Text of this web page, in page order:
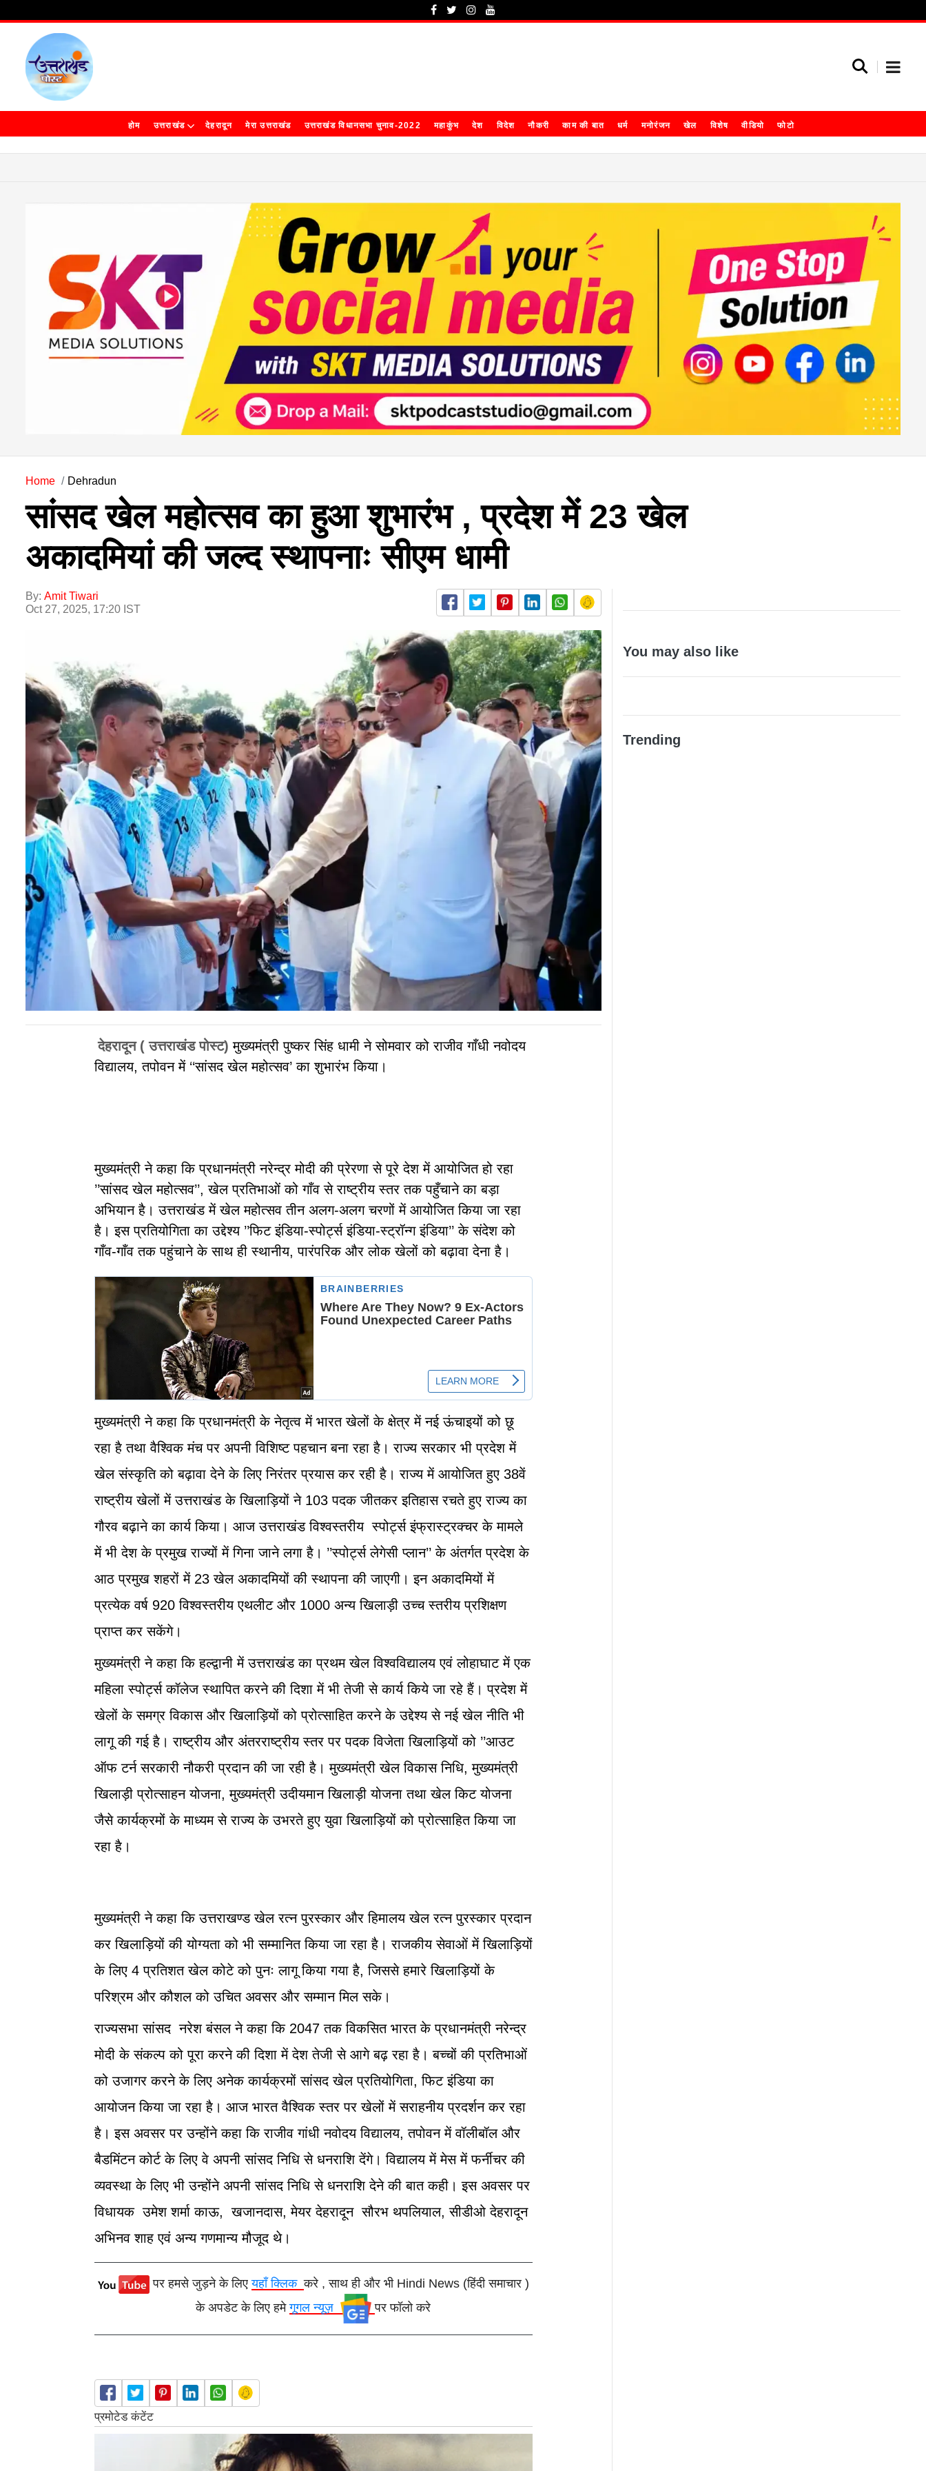
होम उत्तराखंड देहरादून मेरा उत्तराखंड उत्तराखंड विधानसभा चुनाव-2022 महाकुंभ देश विदेश नौकरी काम की बात धर्म मनोरंजन खेल विशेष वीडियो फोटो
Home Dehradun
सांसद खेल महोत्सव का हुआ शुभारंभ , प्रदेश में 23 खेल
अकादमियां की जल्द स्थापनाः सीएम धामी
By: Amit Tiwari
Oct 27, 2025, 17:20 IST
देहरादून ( उत्तराखंड पोस्ट) मुख्यमंत्री पुष्कर सिंह धामी ने सोमवार को राजीव गाँधी नवोदय
विद्यालय, तपोवन में ‘‘सांसद खेल महोत्सव’ का शुभारंभ किया।
मुख्यमंत्री ने कहा कि प्रधानमंत्री नरेन्द्र मोदी की प्रेरणा से पूरे देश में आयोजित हो रहा
’’सांसद खेल महोत्सव’’, खेल प्रतिभाओं को गाँव से राष्ट्रीय स्तर तक पहुँचाने का बड़ा
अभियान है। उत्तराखंड में खेल महोत्सव तीन अलग-अलग चरणों में आयोजित किया जा रहा
है। इस प्रतियोगिता का उद्देश्य ’’फिट इंडिया-स्पोर्ट्स इंडिया-स्ट्रॉन्ग इंडिया’’ के संदेश को
गाँव-गाँव तक पहुंचाने के साथ ही स्थानीय, पारंपरिक और लोक खेलों को बढ़ावा देना है।
मुख्यमंत्री ने कहा कि प्रधानमंत्री के नेतृत्व में भारत खेलों के क्षेत्र में नई ऊंचाइयों को छू
रहा है तथा वैश्विक मंच पर अपनी विशिष्ट पहचान बना रहा है। राज्य सरकार भी प्रदेश में
खेल संस्कृति को बढ़ावा देने के लिए निरंतर प्रयास कर रही है। राज्य में आयोजित हुए 38वें
राष्ट्रीय खेलों में उत्तराखंड के खिलाड़ियों ने 103 पदक जीतकर इतिहास रचते हुए राज्य का
गौरव बढ़ाने का कार्य किया। आज उत्तराखंड विश्वस्तरीय स्पोर्ट्स इंफ्रास्ट्रक्चर के मामले
में भी देश के प्रमुख राज्यों में गिना जाने लगा है। ’’स्पोर्ट्स लेगेसी प्लान’’ के अंतर्गत प्रदेश के
आठ प्रमुख शहरों में 23 खेल अकादमियों की स्थापना की जाएगी। इन अकादमियों में
प्रत्येक वर्ष 920 विश्वस्तरीय एथलीट और 1000 अन्य खिलाड़ी उच्च स्तरीय प्रशिक्षण
प्राप्त कर सकेंगे।
मुख्यमंत्री ने कहा कि हल्द्वानी में उत्तराखंड का प्रथम खेल विश्वविद्यालय एवं लोहाघाट में एक
महिला स्पोर्ट्स कॉलेज स्थापित करने की दिशा में भी तेजी से कार्य किये जा रहे हैं। प्रदेश में
खेलों के समग्र विकास और खिलाड़ियों को प्रोत्साहित करने के उद्देश्य से नई खेल नीति भी
लागू की गई है। राष्ट्रीय और अंतरराष्ट्रीय स्तर पर पदक विजेता खिलाड़ियों को ’’आउट
ऑफ टर्न सरकारी नौकरी प्रदान की जा रही है। मुख्यमंत्री खेल विकास निधि, मुख्यमंत्री
खिलाड़ी प्रोत्साहन योजना, मुख्यमंत्री उदीयमान खिलाड़ी योजना तथा खेल किट योजना
जैसे कार्यक्रमों के माध्यम से राज्य के उभरते हुए युवा खिलाड़ियों को प्रोत्साहित किया जा
रहा है।
मुख्यमंत्री ने कहा कि उत्तराखण्ड खेल रत्न पुरस्कार और हिमालय खेल रत्न पुरस्कार प्रदान
कर खिलाड़ियों की योग्यता को भी सम्मानित किया जा रहा है। राजकीय सेवाओं में खिलाड़ियों
के लिए 4 प्रतिशत खेल कोटे को पुनः लागू किया गया है, जिससे हमारे खिलाड़ियों के
परिश्रम और कौशल को उचित अवसर और सम्मान मिल सके।
राज्यसभा सांसद नरेश बंसल ने कहा कि 2047 तक विकसित भारत के प्रधानमंत्री नरेन्द्र
मोदी के संकल्प को पूरा करने की दिशा में देश तेजी से आगे बढ़ रहा है। बच्चों की प्रतिभाओं
को उजागर करने के लिए अनेक कार्यक्रमों सांसद खेल प्रतियोगिता, फिट इंडिया का
आयोजन किया जा रहा है। आज भारत वैश्विक स्तर पर खेलों में सराहनीय प्रदर्शन कर रहा
है। इस अवसर पर उन्होंने कहा कि राजीव गांधी नवोदय विद्यालय, तपोवन में वॉलीबॉल और
बैडमिंटन कोर्ट के लिए वे अपनी सांसद निधि से धनराशि देंगे। विद्यालय में मेस में फर्नीचर की
व्यवस्था के लिए भी उन्होंने अपनी सांसद निधि से धनराशि देने की बात कही। इस अवसर पर
विधायक उमेश शर्मा काऊ, खजानदास, मेयर देहरादून सौरभ थपलियाल, सीडीओ देहरादून
अभिनव शाह एवं अन्य गणमान्य मौजूद थे।
पर हमसे जुड़ने के लिएयहाँ क्लिककरे , साथ ही और भी Hindi News (हिंदी समाचार )
के अपडेट के लिए हमेगूगल न्यूज़ पर फॉलो करे
You may also like
Trending